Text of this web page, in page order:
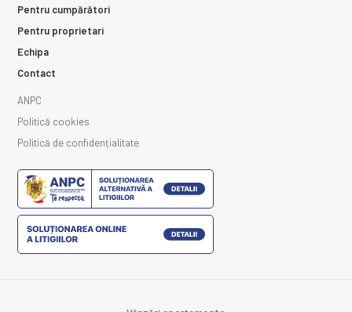
Pentru cumpărători
Pentru proprietari
Echipa
Contact
ANPC
Politică cookies
Politică de confidențialitate